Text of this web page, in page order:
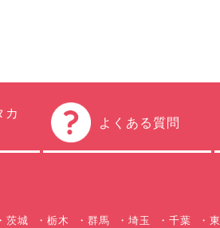
カ
よくある質問
茨城 栃木 群馬 埼玉 千葉